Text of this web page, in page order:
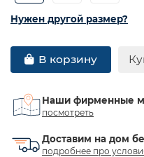
Нужен другой размер?
В корзину
Наши фирменные
посмотреть
Доставим на дом
подробнее про